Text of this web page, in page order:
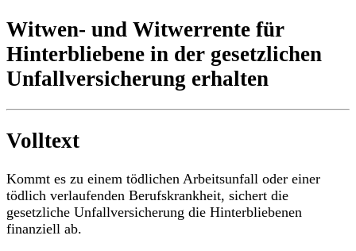
Witwen- und Witwerrente für
Hinterbliebene in der gesetzlichen
Unfallversicherung erhalten
Volltext
Kommt es zu einem tödlichen Arbeitsunfall oder einer
tödlich verlaufenden Berufskrankheit, sichert die
gesetzliche Unfallversicherung die Hinterbliebenen
finanziell ab.